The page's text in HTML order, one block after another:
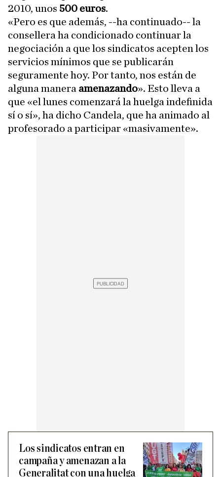
2010, unos 500 euros.
«Pero es que además, --ha continuado-- la
consellera ha condicionado continuar la
negociación a que los sindicatos acepten los
servicios mínimos que se publicarán
seguramente hoy. Por tanto, nos están de
alguna manera amenazando». Esto lleva a
que «el lunes comenzará la huelga indefinida
sí o sí», ha dicho Candela, que ha animado al
profesorado a participar «masivamente».
Los sindicatos entran en
campaña y amenazan a la
Generalitat con una huelga